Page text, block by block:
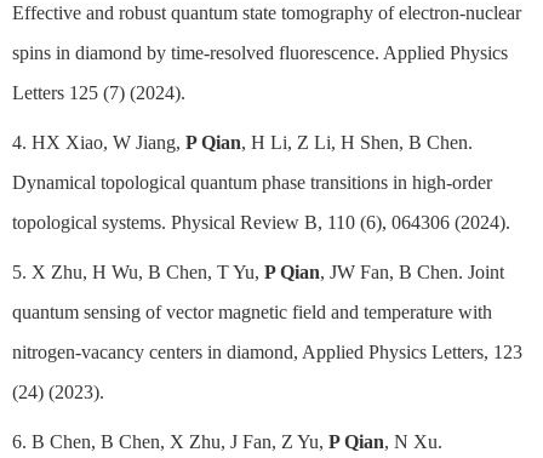
Effective and robust quantum state tomography of electron-nuclear
spins in diamond by time-resolved fluorescence. Applied Physics
Letters 125 (7) (2024).
4. HX Xiao, W Jiang, P Qian, H Li, Z Li, H Shen, B Chen.
Dynamical topological quantum phase transitions in high-order
topological systems. Physical Review B, 110 (6), 064306 (2024).
5. X Zhu, H Wu, B Chen, T Yu, P Qian, JW Fan, B Chen. Joint
quantum sensing of vector magnetic field and temperature with
nitrogen-vacancy centers in diamond, Applied Physics Letters, 123
(24) (2023).
6. B Chen, B Chen, X Zhu, J Fan, Z Yu, P Qian, N Xu.